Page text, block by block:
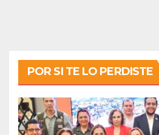
POR SI TE LO PERDISTE